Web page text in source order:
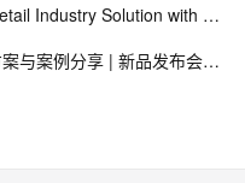
SAP Hybris零售行业解决方案 SAP Retail Industry Solution with Hybris Portfolio
「资料下载」阿里云 SAP 云化转型方案与案例分享 | 新品发布会92期